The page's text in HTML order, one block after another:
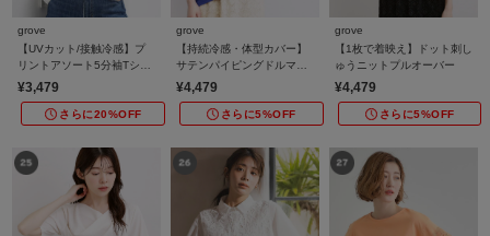
grove
【UVカット/接触冷感】プ
リントアソート5分袖Tシャ
ツ
¥3,479
さらに20%OFF
grove
【持続冷感・体型カバー】
サテンパイピングドルマン
カットソー
¥4,479
さらに5%OFF
grove
【1枚で着映え】ドット刺し
ゅうニットプルオーバー
¥4,479
さらに5%OFF